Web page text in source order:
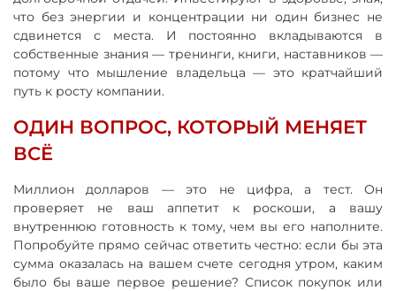
что без энергии и концентрации ни один бизнес не
сдвинется с места. И постоянно вкладываются в
собственные знания — тренинги, книги, наставников —
потому что мышление владельца — это кратчайший
путь к росту компании.
ОДИН ВОПРОС, КОТОРЫЙ МЕНЯЕТ
ВСЁ
Миллион долларов — это не цифра, а тест. Он
проверяет не ваш аппетит к роскоши, а вашу
внутреннюю готовность к тому, чем вы его наполните.
Попробуйте прямо сейчас ответить честно: если бы эта
сумма оказалась на вашем счете сегодня утром, каким
было бы ваше первое решение? Список покупок или